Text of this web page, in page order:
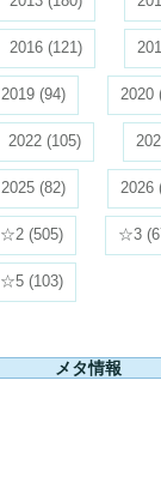
2016 (121)
2019 (94) 2020
2022 (105)
2025 (82) 2026
☆2 (505) ☆3
☆5 (103)
メタ情報